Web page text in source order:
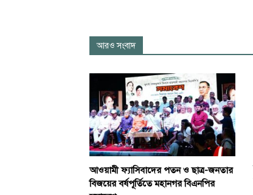
আরও সংবাদ
আওয়ামী ফ্যাসিবাদের পতন ও ছাত্র-জনতার
বিজয়ের বর্ষপূর্তিতে মহানগর বিএনপির